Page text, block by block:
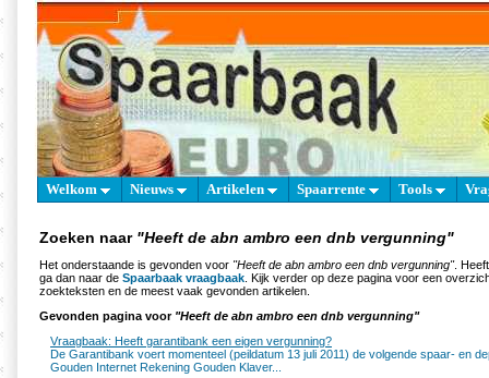
Welkom Nieuws Artikelen Spaarrente Tools
Zoeken naar "Heeft de abn ambro een dnb vergunning"
Het onderstaande is gevonden voor "Heeft de abn ambro een dnb vergunning".
ga dan naar de Spaarbaak vraagbaak . Kijk verder op deze pagina voor een
zoekteksten en de meest vaak gevonden artikelen.
Gevonden pagina voor "Heeft de abn ambro een dnb vergunning"
Vraagbaak: Heeft garantibank een eigen vergunning?
De Garantibank voert momenteel (peildatum 13 juli 2011) de volgende spaar- en
Gouden Internet Rekening Gouden Klaver...